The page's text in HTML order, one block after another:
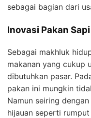
sebagai bagian dari
Inovasi Pakan Sapi
Sebagai makhluk
makanan yang cukup
dibutuhkan pasar.
pakan ini mungkin
Namun seiring
hijauan seperti